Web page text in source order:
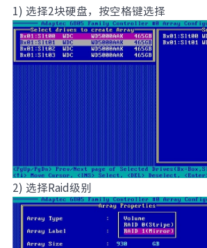
1) 选择2块硬盘，按空格键选择
2) 选择Raid级别